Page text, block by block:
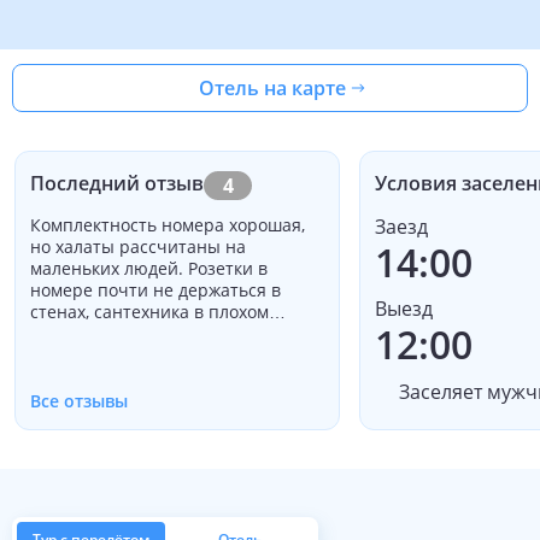
Отель на карте
Последний отзыв 4
Комплектность номера хорошая,
но халаты рассчитаны на
маленьких людей. Розетки в
номере почти не держаться в
стенах, сантехника в плохом
некомфортно после душа. Ванна
дышит, ощущение как в мешке из
Все отзывы
Условия
Заезд
14:00
Выезд
12:00
Заселяет